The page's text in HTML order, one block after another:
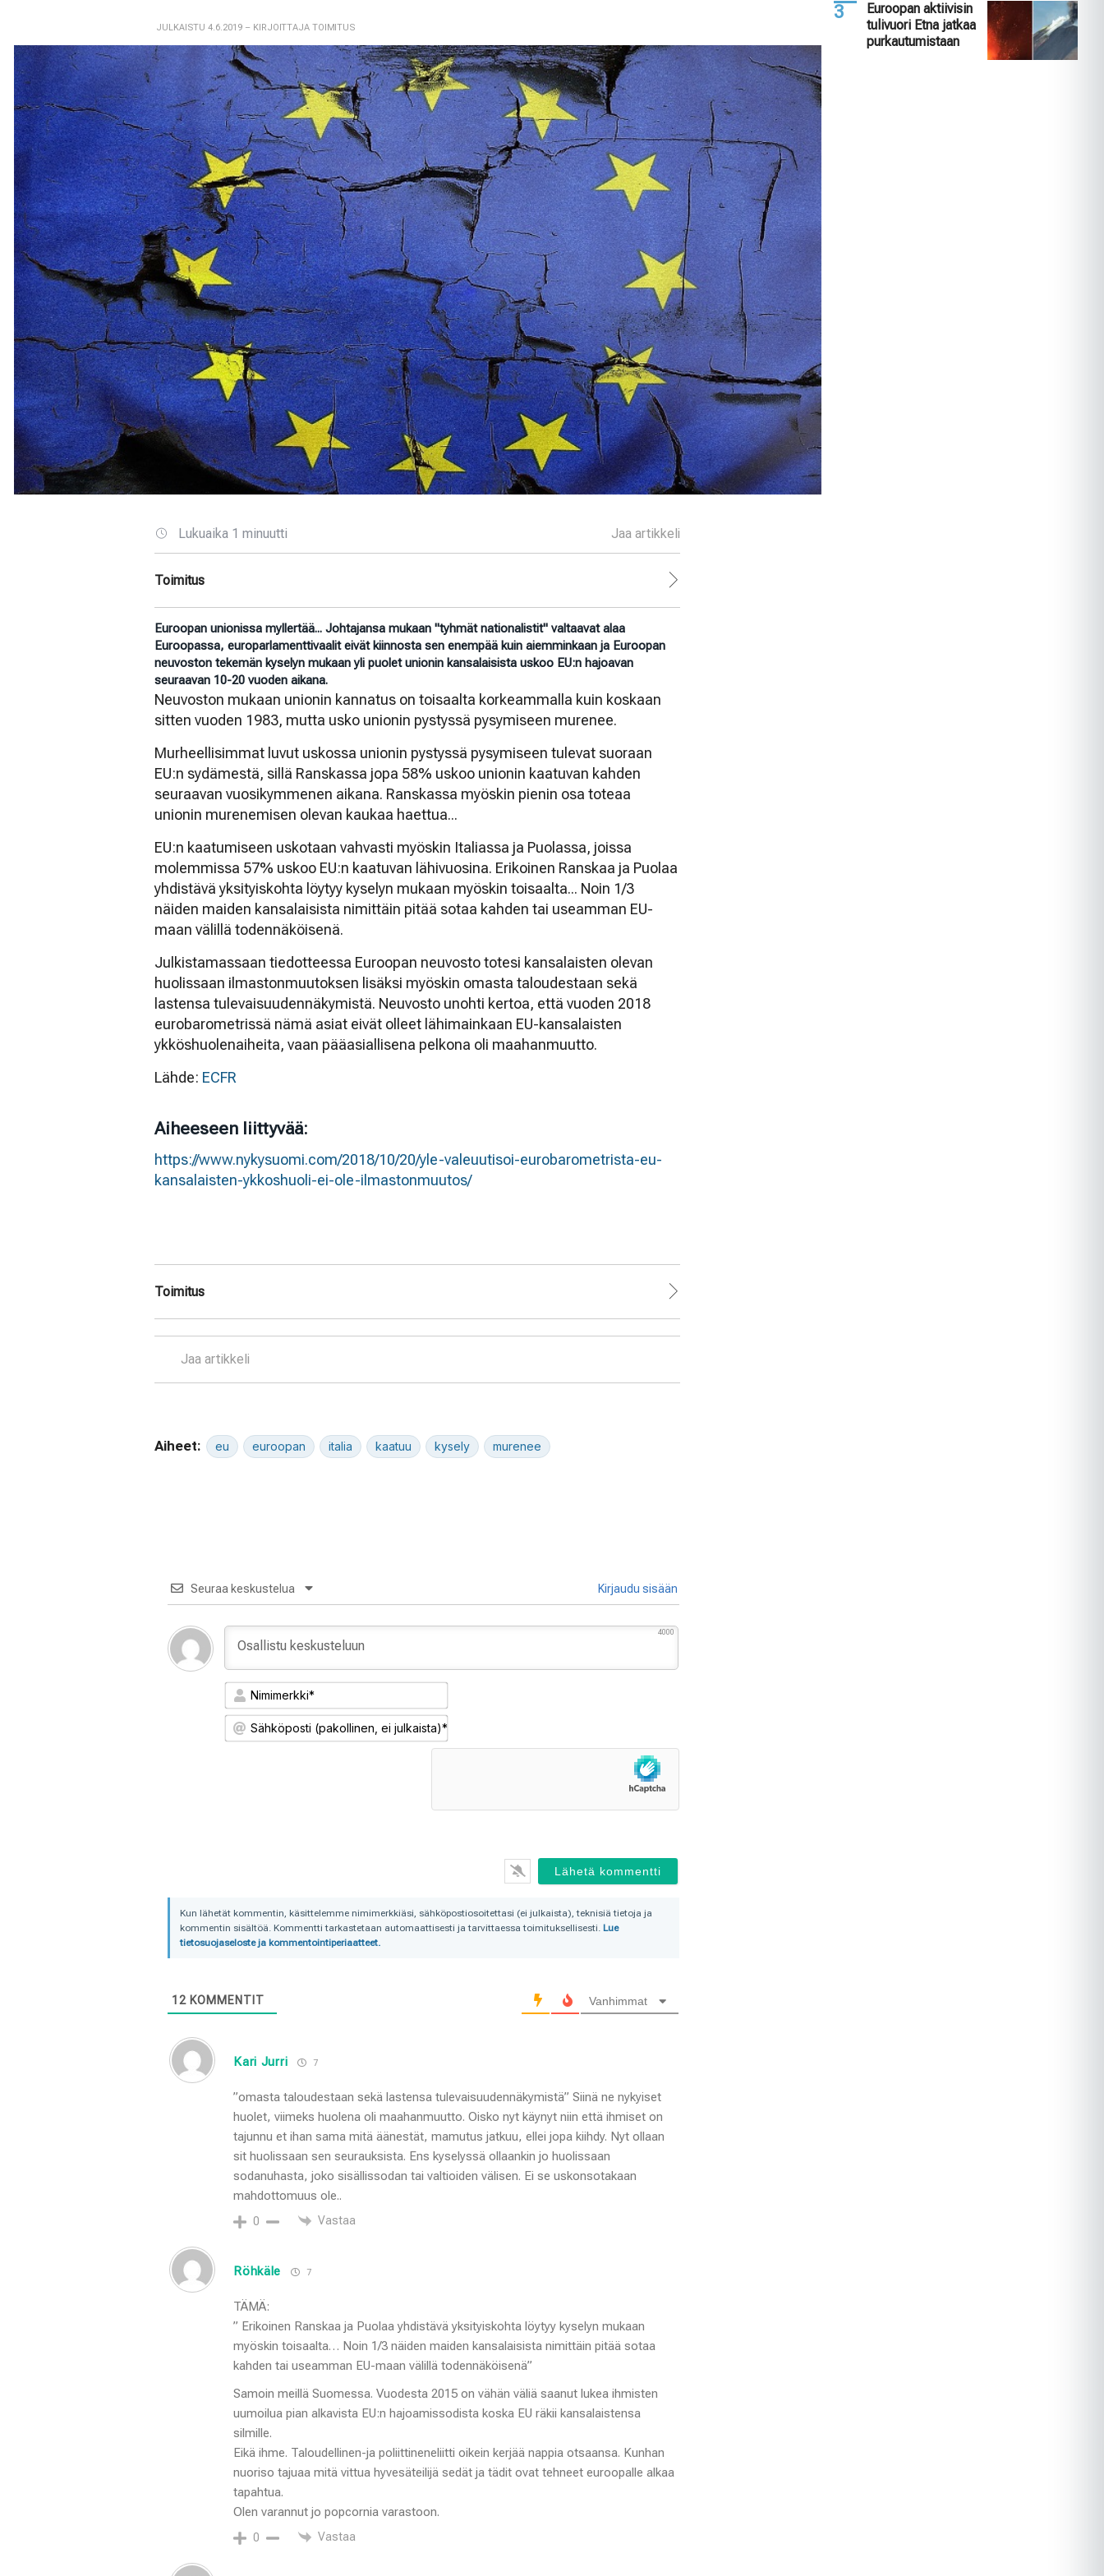
JULKAISTU 4.6.2019 – KIRJOITTAJA TOIMITUS
Lukuaika 1 minuutti Jaa artikkeli
Toimitus
Euroopan unionissa myllertää... Johtajansa mukaan "tyhmät nationalistit" valtaavat alaa
Euroopassa, europarlamenttivaalit eivät kiinnosta sen enempää kuin aiemminkaan ja Euroopan
neuvoston tekemän kyselyn mukaan yli puolet unionin kansalaisista uskoo EU:n hajoavan
seuraavan 10-20 vuoden aikana.
Neuvoston mukaan unionin kannatus on toisaalta korkeammalla kuin koskaan
sitten vuoden 1983, mutta usko unionin pystyssä pysymiseen murenee.
Murheellisimmat luvut uskossa unionin pystyssä pysymiseen tulevat suoraan
EU:n sydämestä, sillä Ranskassa jopa 58% uskoo unionin kaatuvan kahden
seuraavan vuosikymmenen aikana. Ranskassa myöskin pienin osa toteaa
unionin murenemisen olevan kaukaa haettua...
EU:n kaatumiseen uskotaan vahvasti myöskin Italiassa ja Puolassa, joissa
molemmissa 57% uskoo EU:n kaatuvan lähivuosina. Erikoinen Ranskaa ja Puolaa
yhdistävä yksityiskohta löytyy kyselyn mukaan myöskin toisaalta... Noin 1/3
näiden maiden kansalaisista nimittäin pitää sotaa kahden tai useamman EU-
maan välillä todennäköisenä.
Julkistamassaan tiedotteessa Euroopan neuvosto totesi kansalaisten olevan
huolissaan ilmastonmuutoksen lisäksi myöskin omasta taloudestaan sekä
lastensa tulevaisuudennäkymistä. Neuvosto unohti kertoa, että vuoden 2018
eurobarometrissä nämä asiat eivät olleet lähimainkaan EU-kansalaisten
ykköshuolenaiheita, vaan pääasiallisena pelkona oli maahanmuutto.
Lähde: ECFR
Aiheeseen liittyvää:
https://www.nykysuomi.com/2018/10/20/yle-valeuutisoi-eurobarometrista-eu-
kansalaisten-ykkoshuoli-ei-ole-ilmastonmuutos/
Toimitus
Jaa artikkeli
Aiheet: eu euroopan italia kaatuu kysely murenee
Seuraa keskustelua Kirjaudu sisään
4000
Nimimerkki*
Sähköposti
(pakollinen,
Kun lähetät kommentin, käsittelemme nimimerkkiäsi, sähköpostiosoitettasi (ei julkaista), teknisiä tietoja ja
kommentin sisältöä. Kommentti tarkastetaan automaattisesti ja tarvittaessa toimituksellisesti.Lue
tietosuojaseloste ja kommentointiperiaatteet.
12 KOMMENTIT Vanhimmat
Kari Jurri 7
”omasta taloudestaan sekä lastensa tulevaisuudennäkymistä” Siinä ne nykyiset
huolet, viimeks huolena oli maahanmuutto. Oisko nyt käynyt niin että ihmiset on
tajunnu et ihan sama mitä äänestät, mamutus jatkuu, ellei jopa kiihdy. Nyt ollaan
sit huolissaan sen seurauksista. Ens kyselyssä ollaankin jo huolissaan
sodanuhasta, joko sisällissodan tai valtioiden välisen. Ei se uskonsotakaan
mahdottomuus ole..
0 Vastaa
Röhkäle 7
TÄMÄ:
” Erikoinen Ranskaa ja Puolaa yhdistävä yksityiskohta löytyy kyselyn mukaan
myöskin toisaalta… Noin 1/3 näiden maiden kansalaisista nimittäin pitää sotaa
kahden tai useamman EU-maan välillä todennäköisenä”
Samoin meillä Suomessa. Vuodesta 2015 on vähän väliä saanut lukea ihmisten
uumoilua pian alkavista EU:n hajoamissodista koska EU räkii kansalaistensa
silmille.
Eikä ihme. Taloudellinen-ja poliittineneliitti oikein kerjää nappia otsaansa. Kunhan
nuoriso tajuaa mitä vittua hyvesäteilijä sedät ja tädit ovat tehneet euroopalle alkaa
tapahtua.
Olen varannut jo popcornia varastoon.
0 Vastaa
Euroopan aktiivisin
tulivuori Etna jatkaa
purkautumistaan